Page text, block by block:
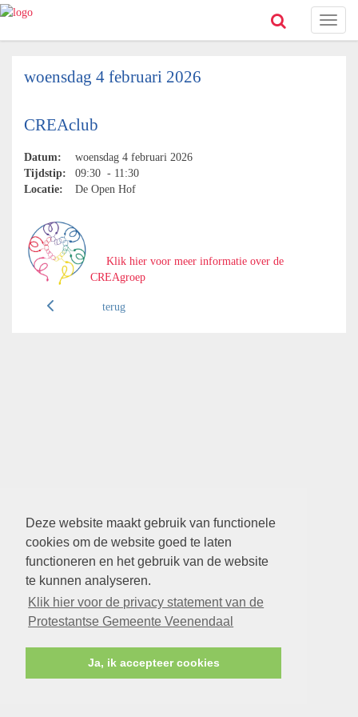
Deze website maakt gebruik van functionele
cookies om de website goed te laten
functioneren en het gebruik van de website
te kunnen analyseren.
Klik hier voor de privacy statement van de
Protestantse Gemeente Veenendaal
Ja, ik accepteer cookies
Toggle
woensdag 4 februari 2026
CREAclub
Datum:
woensdag 4 februari 2026
Tijdstip:
09:30 - 11:30
Locatie:
De Open Hof
Klik hier voor meer informatie over de
CREAgroep
terug